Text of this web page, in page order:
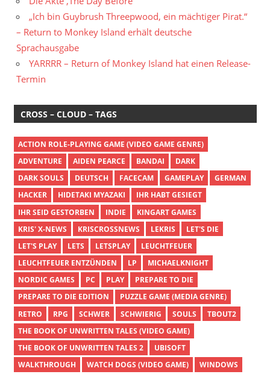
„Ich bin Guybrush Threepwood, ein mächtiger Pirat.“
– Return to Monkey Island erhält deutsche
Sprachausgabe
YARRRR – Return of Monkey Island hat einen Release-
Termin
CROSS – CLOUD – TAGS
ACTION ROLE-PLAYING GAME (VIDEO GAME GENRE)
ADVENTURE
AIDEN PEARCE BANDAI
DARK
DARK SOULS
DEUTSCH FACECAM GAMEPLAY
GERMAN
HACKER
HIDETAKI MYAZAKI
IHR HABT GESIEGT
IHR SEID GESTORBEN
INDIE
KINGART GAMES
KRIS' X-NEWS
KRISCROSSNEWS LEKRIS
LET'S DIE
LET'S PLAY
LETS LETSPLAY
LEUCHTFEUER
LEUCHTFEUER ENTZÜNDEN
LP
MICHAELKNIGHT
NORDIC GAMES
PC PLAY
PREPARE TO DIE
PREPARE TO DIE EDITION
PUZZLE GAME (MEDIA GENRE)
RETRO
RPG SCHWER SCHWIERIG SOULS
TBOUT2
THE BOOK OF UNWRITTEN TALES (VIDEO GAME)
THE BOOK OF UNWRITTEN TALES 2
UBISOFT
WALKTHROUGH
WATCH DOGS (VIDEO GAME) WINDOWS